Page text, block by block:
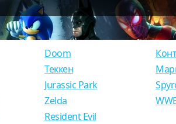
Doom
Теккен
Jurassic Park
Zelda
Resident Evil